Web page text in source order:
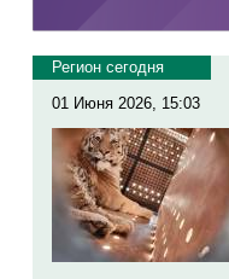
Регион сегодня
01 Июня 2026, 15:03